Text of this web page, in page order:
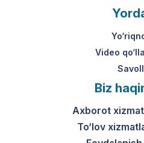
Video
Biz
Axborot
To‘lov